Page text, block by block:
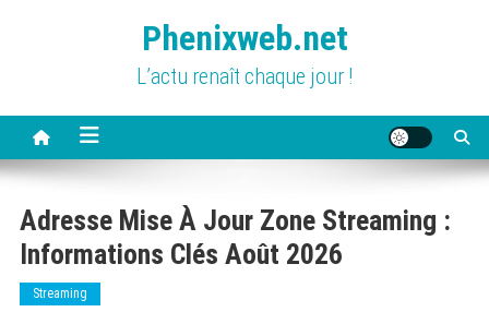
Phenixweb.net
L’actu renaît chaque jour !
Adresse Mise À Jour Zone Streaming :
Informations Clés Août 2026
Streaming